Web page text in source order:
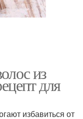
из
для
избавиться от